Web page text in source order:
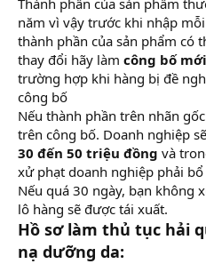
Thành phần của sản phẩm
năm vì vậy trước khi nhập
thành phần của sản phẩm có
thay đổi hãy làm công bố mới
trường hợp khi hàng bị đề
công bố
Nếu thành phần trên nhãn
trên công bố. Doanh nghiệp
30 đến 50 triệu đồng và
xử phạt doanh nghiệp phải
Nếu quá 30 ngày, bạn không
lô hàng sẽ được tái xuất.
Hồ sơ làm thủ tục hải
nạ dưỡng da: